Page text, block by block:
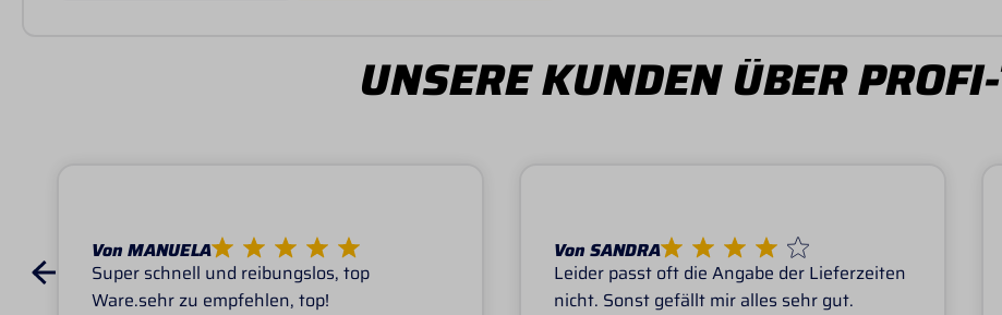
UNSERE KUNDEN ÜBER
Von MANUELA
Super schnell und reibungslos, top
Ware.sehr zu empfehlen, top!
Von SANDRA
Leider passt oft die Angabe der Lieferzeiten
nicht. Sonst gefällt mir alles sehr gut.